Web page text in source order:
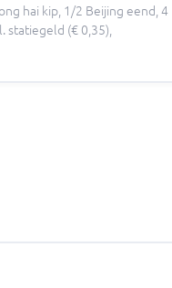
hai kip, 1/2 Beijing eend, 4
statiegeld (€ 0,35),